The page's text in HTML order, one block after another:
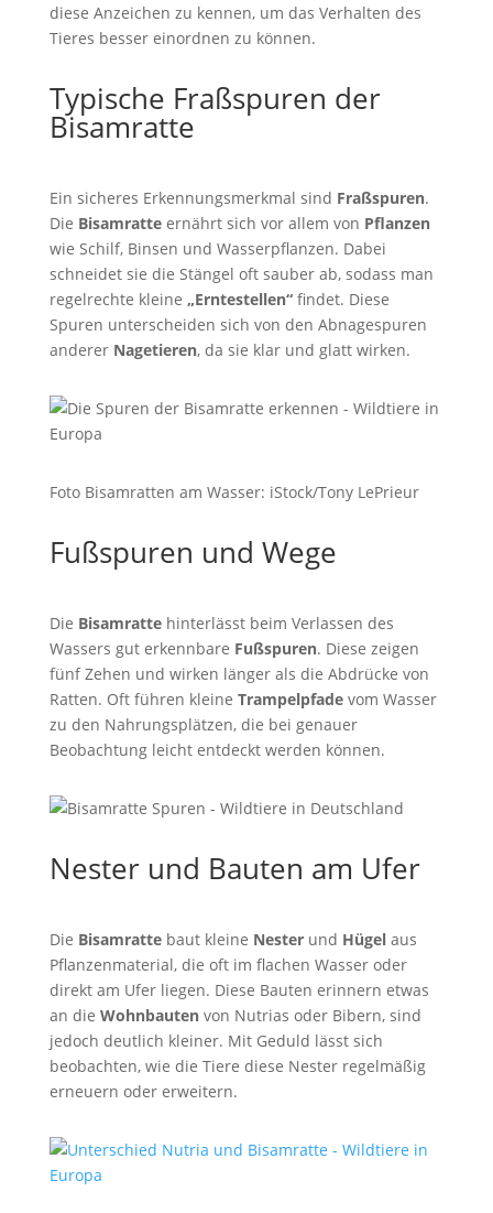
diese Anzeichen zu kennen, um das Verhalten des
Tieres besser einordnen zu können.
Typische Fraßspuren der
Bisamratte
Ein sicheres Erkennungsmerkmal sind Fraßspuren.
Die Bisamratteernährt sich vor allem von Pflanzen
wie Schilf, Binsen und Wasserpflanzen. Dabei
schneidet sie die Stängel oft sauber ab, sodass man
regelrechte kleine „Erntestellen“findet. Diese
Spuren unterscheiden sich von den Abnagespuren
anderer Nagetieren, da sie klar und glatt wirken.
Foto Bisamratten am Wasser: iStock/Tony LePrieur
Fußspuren und Wege
Die Bisamrattehinterlässt beim Verlassen des
Wassers gut erkennbare Fußspuren. Diese zeigen
fünf Zehen und wirken länger als die Abdrücke von
Ratten. Oft führen kleine Trampelpfadevom Wasser
zu den Nahrungsplätzen, die bei genauer
Beobachtung leicht entdeckt werden können.
Nester und Bauten am Ufer
Die Bisamrattebaut kleine Nesterund Hügelaus
Pflanzenmaterial, die oft im flachen Wasser oder
direkt am Ufer liegen. Diese Bauten erinnern etwas
an die Wohnbautenvon Nutrias oder Bibern, sind
jedoch deutlich kleiner. Mit Geduld lässt sich
beobachten, wie die Tiere diese Nester regelmäßig
erneuern oder erweitern.